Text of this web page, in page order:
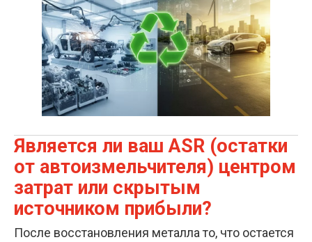
Является ли ваш ASR (остатки
от автоизмельчителя) центром
затрат или скрытым
источником прибыли?
После восстановления металла то, что остается